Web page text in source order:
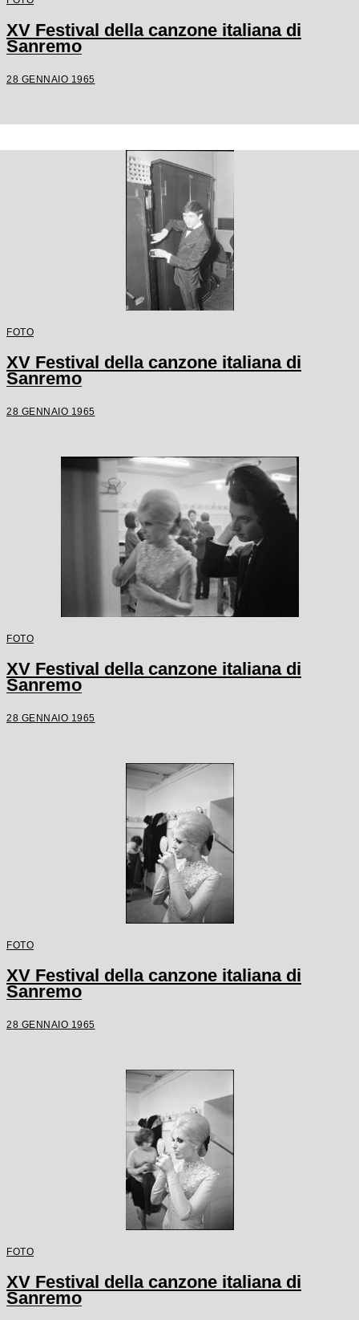
XV Festival della canzone italiana di
Sanremo
28 GENNAIO 1965
FOTO
XV Festival della canzone italiana di
Sanremo
28 GENNAIO 1965
FOTO
XV Festival della canzone italiana di
Sanremo
28 GENNAIO 1965
FOTO
XV Festival della canzone italiana di
Sanremo
28 GENNAIO 1965
FOTO
XV Festival della canzone italiana di
Sanremo